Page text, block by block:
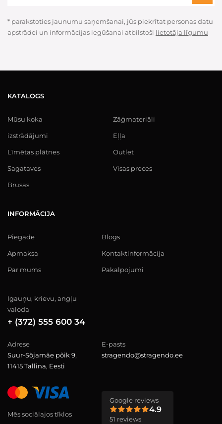
* parakstoties jaunumu saņemšanai, jūs piekrītat personas datu
apstrādei un informācijas iegūšanai atbilstoši lietotāja līgumu
KATALOGS
Mūsu koka
izstrādājumi
Līmētas plātnes
Sagataves
Brusas
Zāģmateriāli
Eļļa
Outlet
Visas preces
INFORMĀCIJA
Piegāde
Apmaksa
Par mums
Blogs
Kontaktinformācija
Pakalpojumi
Igauņu, krievu, angļu
valoda
+ (372) 555 600 34
Adrese
Suur-Sõjamäe põik 9,
11415 Tallina, Eesti
E-pasts
stragendo@stragendo.ee
Mēs sociālajos tīklos
Google reviews
4.9
51 reviews